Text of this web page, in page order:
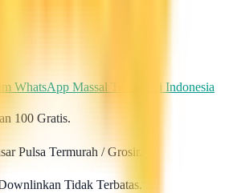
WhatsApp Massal Terbaik di Indonesia
100 Gratis.
Pulsa Termurah / Grosir.
Tidak Terbatas.